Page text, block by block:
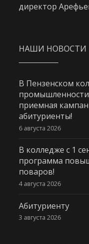
директор
НАШИ НОВОСТИ
В Пензенском
приемная
абитуриенты!
6 августа 2026
В колледже с 1
программа
поваров!
4 августа 2026
Абитуриенту
3 августа 2026